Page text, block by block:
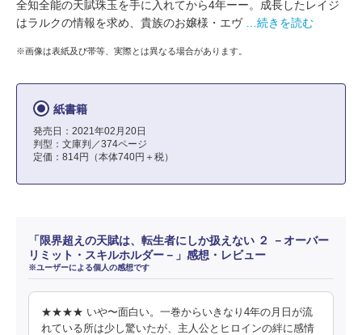
全知全能の天賦珠玉を手に入れてから4年ーー。成長したレイジ
はラルクの情報を求め、貴族のお嬢様・エヴ
…続きを読む
※画像は表紙及び帯等、実際とは異なる場合があります。
紙書籍
発売日：2021年02月20日
判型：文庫判／374ページ
定価：814円（本体740円＋税）
「限界超えの天賦は、転生者にしか扱えない ２ －オーバー
リミット・スキルホルダー－」感想・レビュー
※ユーザーによる個人の感想です
★★★★ いや〜面白い。一巻からいきなり4年の月日が流
れている所は少し驚いたが、主人公とヒロインの絆に感情